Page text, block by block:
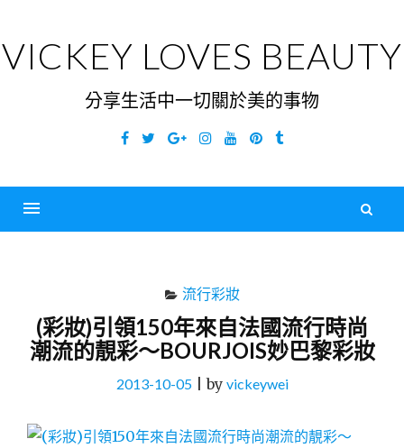
content
VICKEY LOVES BEAUTY
分享生活中一切關於美的事物
Facebook
TwitterGoogleInstagramYouTubePinterest
Tumblr
流行彩妝
(彩妝)引領150年來自法國流行時尚
潮流的靚彩～BOURJOIS妙巴黎彩妝
2013-10-05|by vickeywei